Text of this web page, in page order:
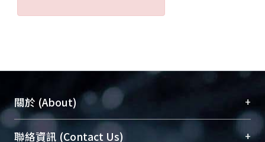
關於 (About) +
臺大位居世界頂尖大學之列，為永久珍藏及向國際
聯絡資訊 (Contact Us) +